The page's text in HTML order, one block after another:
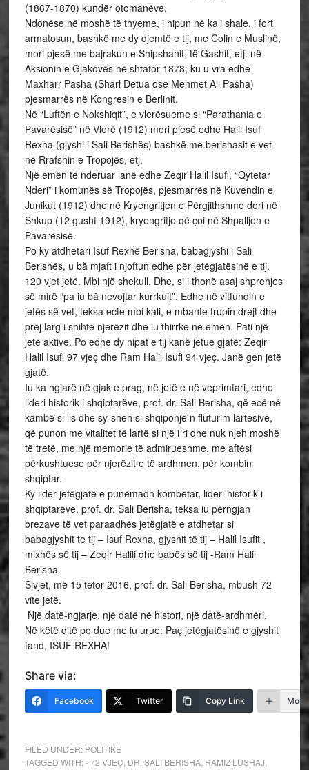
(1867-1870) kundër otomanëve.
Ndonëse në moshë të thyeme, i hipun në kali shale, i fort
armatosun, bashkë me dy djemtë e tij, me Colin e Muslinë,
mori pjesë me bajrakun e Shipshanit, të Gashit, etj. në
Aksionin e Gjakovës në shtator 1878, ku u vra edhe
Maxharr Pasha (Sharl Detua ose Mehmet Ali Pasha)
pjesmarrës në Kongresin e Berlinit.
Në “Luftën e Nokshiqit”, e vlerësueme si “Parathania e
Pavarësisë” në Vlorë (1912) mori pjesë edhe Halil Isuf
Rexha (gjyshi i Sali Berishës) bashkë me berishasit e vet
në Rrafshin e Tropojës, etj.
Një emën të nderuar lanë edhe Zeqir Halil Isufi, “Qytetar
Nderi” i komunës së Tropojës, pjesmarrës në Kuvendin e
Junikut (1912) dhe në Kryengritjen e Përgjithshme deri në
Shkup (12 gusht 1912), kryengritje që çoi në Shpalljen e
Pavarësisë.
Po ky atdhetari Isuf Rexhë Berisha, babagjyshi i Sali
Berishës, u bă mjaft i njoftun edhe për jetëgjatësinë e tij.
120 vjet jetë. Mbi një shekull. Dhe, si i thonë asaj shprehjes
së mirë “pa iu bă nevojtar kurrkujt”. Edhe në vitfundin e
jetës së vet, teksa ecte mbi kali, e mbante trupin drejt dhe
prej larg i shihte njerëzit dhe iu thirrke në emën. Pati një
jetë aktive. Po edhe dy nipat e tij kanë jetue gjatë: Zeqir
Halil Isufi 97 vjeç dhe Ram Halil Isufi 94 vjeç. Janë gen jetë
gjatë.
Iu ka ngjarë në gjak e prag, në jetë e në veprimtari, edhe
lideri historik i shqiptarëve, prof. dr. Sali Berisha, që ecë në
kambë si lis dhe sy-sheh si shqiponjë n fluturim lartesive,
që punon me vitalitet të lartë si një i ri dhe nuk njeh moshë
të tretë, me një memorie të admirueshme, me aftësi
përkushtuese për njerëzit e të ardhmen, për kombin
shqiptar.
Ky lider jetëgjatë e punëmadh kombëtar, lideri historik i
shqiptarëve, prof. dr. Sali Berisha, teksa iu përngjan
brezave të vet paraadhës jetëgjatë e atdhetar si
babagjyshit te tij – Isuf Rexha, gjyshit të tij – Halil Isufit ,
mixhës së tij – Zeqir Halili dhe babës së tij -Ram Halil
Berisha.
Sivjet, më 15 tetor 2016, prof. dr. Sali Berisha, mbush 72
vite jetë.
Një datë-ngjarje, një datë në histori, një datë-ardhmëri.
Në këtë ditë po due me iu urue: Paç jetëgjatësinë e gjyshit
tand, ISUF REXHA!
Share via:
Facebook Twitter Copy Link More
FILED UNDER: POLITIKE
TAGGED WITH:- 72 VJEÇ DR. SALI BERISHA, RAMIZ LUSHAJ